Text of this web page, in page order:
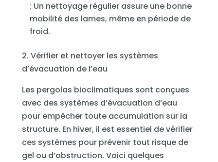
: Un nettoyage régulier assure une bonne
mobilité des lames, même en période de
froid.
2. Vérifier et nettoyer les systèmes
d’évacuation de l’eau
Les pergolas bioclimatiques sont conçues
avec des systèmes d’évacuation d’eau
pour empêcher toute accumulation sur la
structure. En hiver, il est essentiel de vérifier
ces systèmes pour prévenir tout risque de
gel ou d’obstruction. Voici quelques